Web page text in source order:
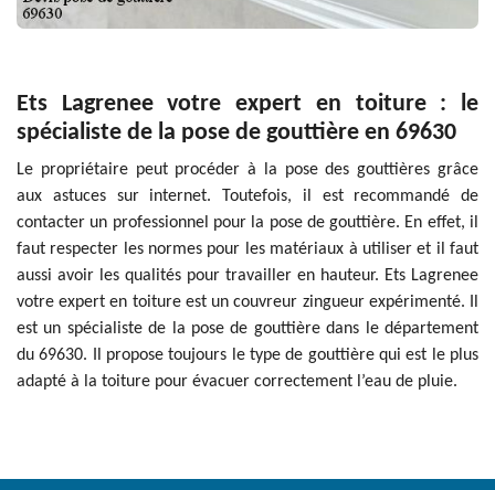
Ets Lagrenee votre expert en toiture : le
spécialiste de la pose de gouttière en 69630
Le propriétaire peut procéder à la pose des gouttières grâce
aux astuces sur internet. Toutefois, il est recommandé de
contacter un professionnel pour la pose de gouttière. En effet, il
faut respecter les normes pour les matériaux à utiliser et il faut
aussi avoir les qualités pour travailler en hauteur. Ets Lagrenee
votre expert en toiture est un couvreur zingueur expérimenté. Il
est un spécialiste de la pose de gouttière dans le département
du 69630. Il propose toujours le type de gouttière qui est le plus
adapté à la toiture pour évacuer correctement l’eau de pluie.